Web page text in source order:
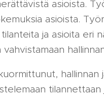
asioista.
asioista.
ja asioita eri
hallinnan